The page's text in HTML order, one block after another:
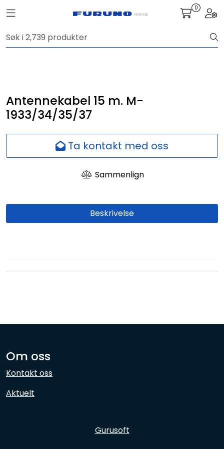
Toggle navigation 0
Antennekabel 15 m. M-
1933/34/35/37
Ta kontakt med oss
Sammenlign
Beskrivelse
Om oss
Kontakt oss
Aktuelt
Gurusoft
Navigasjon
Fiskeleting
Survey
Digitale tjenester
Skjermer